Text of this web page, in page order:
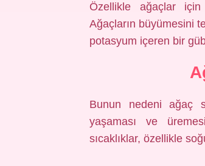
Özellikle ağaçlar
Ağaçların büyümesini
potasyum içeren bir
Bunun nedeni ağaç
yaşaması ve
sıcaklıklar, özellikle